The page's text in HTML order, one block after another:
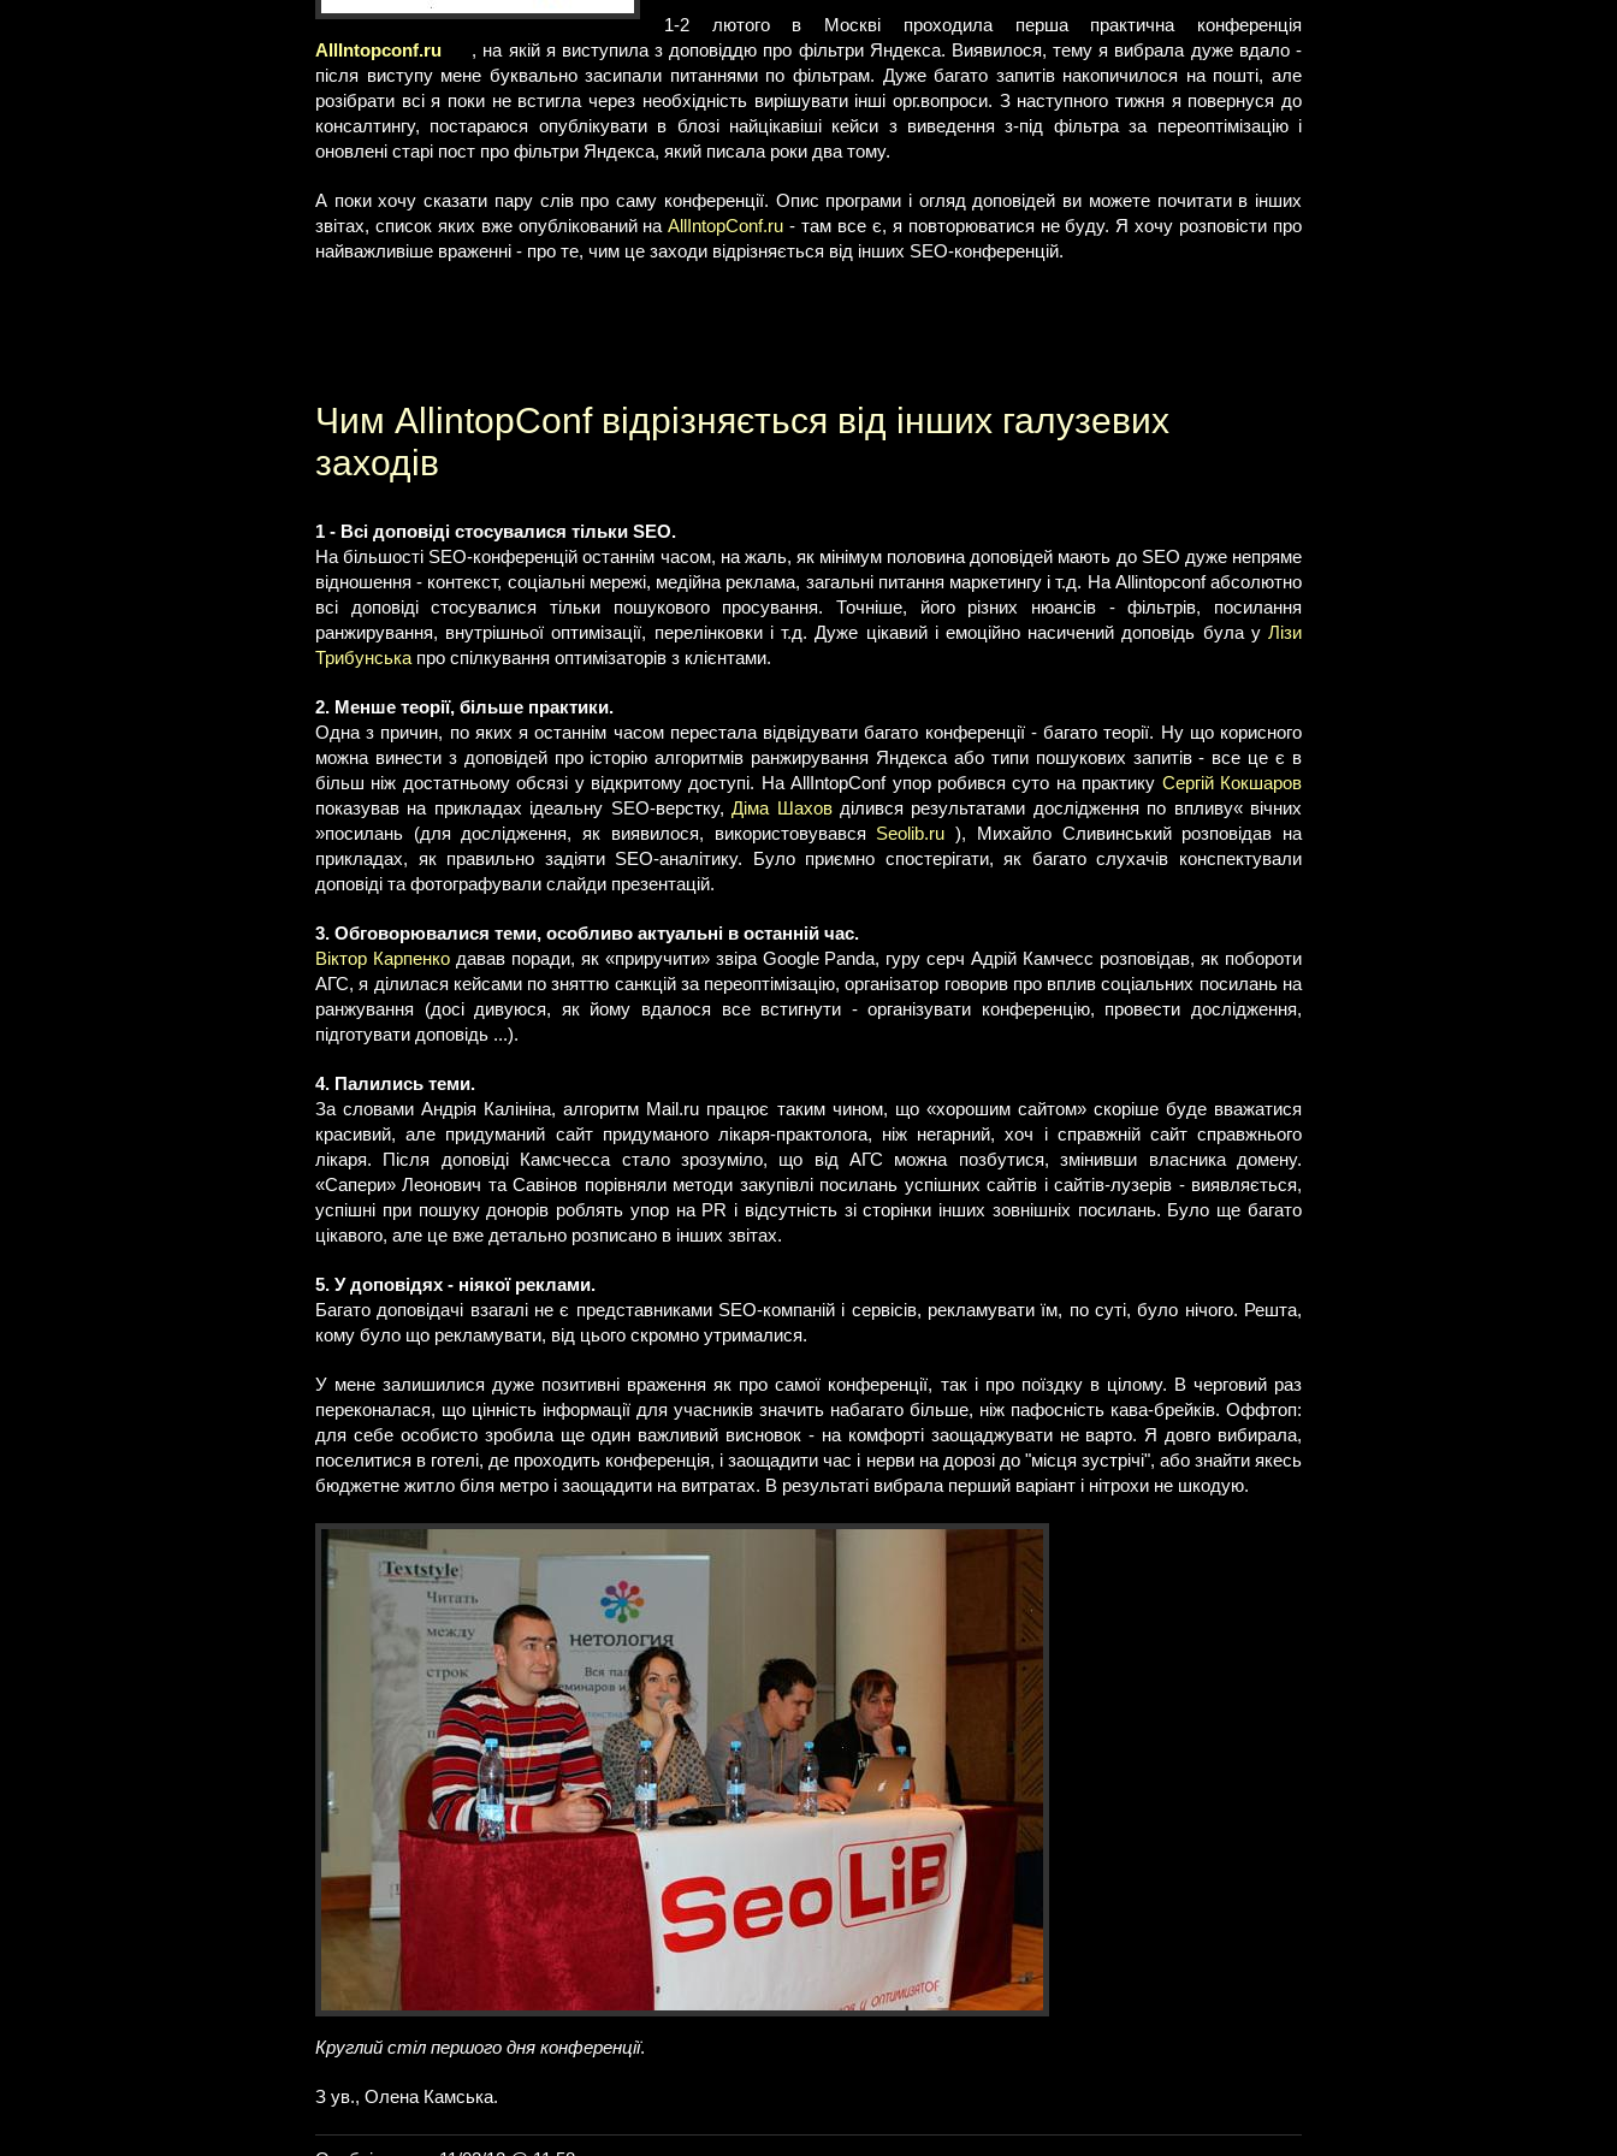
1-2 лютого в Москві проходила перша практична конференція
AllIntopconf.ru
, на якій я виступила з доповіддю про фільтри Яндекса. Виявилося, тему я вибрала дуже вдало -
після виступу мене буквально засипали питаннями по фільтрам. Дуже багато запитів накопичилося на пошті, але
розібрати всі я поки не встигла через необхідність вирішувати інші орг.вопроси. З наступного тижня я повернуся до
консалтингу, постараюся опублікувати в блозі найцікавіші кейси з виведення з-під фільтра за переоптімізацію і
оновлені старі пост про фільтри Яндекса, який писала роки два тому.
А поки хочу сказати пару слів про саму конференції. Опис програми і огляд доповідей ви можете почитати в інших
звітах, список яких вже опублікований наAllIntopConf.ru - там все є, я повторюватися не буду. Я хочу розповісти про
найважливіше враженні - про те, чим це заходи відрізняється від інших SEO-конференцій.
Чим AllintopConf відрізняється від інших галузевих
заходів
1 - Всі доповіді стосувалися тільки SEO.
На більшості SEO-конференцій останнім часом, на жаль, як мінімум половина доповідей мають до SEO дуже непряме
відношення - контекст, соціальні мережі, медійна реклама, загальні питання маркетингу і т.д. На Allintopconf абсолютно
всі доповіді стосувалися тільки пошукового просування. Точніше, його різних нюансів - фільтрів, посилання
ранжирування, внутрішньої оптимізації, перелінковки і т.д. Дуже цікавий і емоційно насичений доповідь була у Лізи
Трибунська про спілкування оптимізаторів з клієнтами.
2. Менше теорії, більше практики.
Одна з причин, по яких я останнім часом перестала відвідувати багато конференції - багато теорії. Ну що корисного
можна винести з доповідей про історію алгоритмів ранжирування Яндекса або типи пошукових запитів - все це є в
більш ніж достатньому обсязі у відкритому доступі. На AllIntopConf упор робився суто на практику Сергій Кокшаров
показував на прикладах ідеальну SEO-верстку,Діма Шаховділився результатами дослідження по впливу« вічних
»посилань (для дослідження, як виявилося, використовувався Seolib.ru ), Михайло Сливинський розповідав на
прикладах, як правильно задіяти SEO-аналітику. Було приємно спостерігати, як багато слухачів конспектували
доповіді та фотографували слайди презентацій.
3. Обговорювалися теми, особливо актуальні в останній час.
Віктор Карпенкодавав поради, як «приручити» звіра Google Panda, гуру серч Адрій Камчесс розповідав, як побороти
АГС, я ділилася кейсами по зняттю санкцій за переоптімізацію, організатор говорив про вплив соціальних посилань на
ранжування (досі дивуюся, як йому вдалося все встигнути - організувати конференцію, провести дослідження,
підготувати доповідь ...).
4. Палились теми.
За словами Андрія Калініна, алгоритм Mail.ru працює таким чином, що «хорошим сайтом» скоріше буде вважатися
красивий, але придуманий сайт придуманого лікаря-практолога, ніж негарний, хоч і справжній сайт справжнього
лікаря. Після доповіді Камсчесса стало зрозуміло, що від АГС можна позбутися, змінивши власника домену.
«Сапери» Леонович та Савінов порівняли методи закупівлі посилань успішних сайтів і сайтів-лузерів - виявляється,
успішні при пошуку донорів роблять упор на PR і відсутність зі сторінки інших зовнішніх посилань. Було ще багато
цікавого, але це вже детально розписано в інших звітах.
5. У доповідях - ніякої реклами.
Багато доповідачі взагалі не є представниками SEO-компаній і сервісів, рекламувати їм, по суті, було нічого. Решта,
кому було що рекламувати, від цього скромно утрималися.
У мене залишилися дуже позитивні враження як про самої конференції, так і про поїздку в цілому. В черговий раз
переконалася, що цінність інформації для учасників значить набагато більше, ніж пафосність кава-брейків. Оффтоп:
для себе особисто зробила ще один важливий висновок - на комфорті заощаджувати не варто. Я довго вибирала,
поселитися в готелі, де проходить конференція, і заощадити час і нерви на дорозі до "місця зустрічі", або знайти якесь
бюджетне житло біля метро і заощадити на витратах. В результаті вибрала перший варіант і нітрохи не шкодую.
Круглий стіл першого дня конференції.
З ув., Олена Камська.